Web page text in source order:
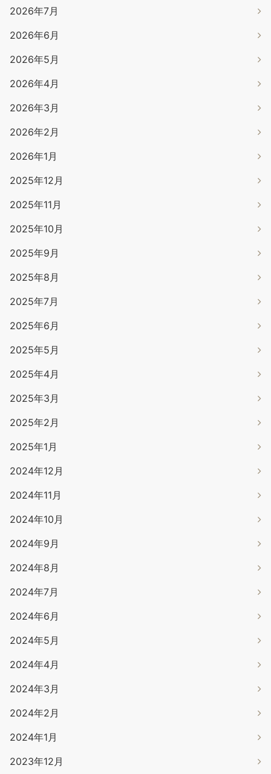
2026年7月
2026年6月
2026年5月
2026年4月
2026年3月
2026年2月
2026年1月
2025年12月
2025年11月
2025年10月
2025年9月
2025年8月
2025年7月
2025年6月
2025年5月
2025年4月
2025年3月
2025年2月
2025年1月
2024年12月
2024年11月
2024年10月
2024年9月
2024年8月
2024年7月
2024年6月
2024年5月
2024年4月
2024年3月
2024年2月
2024年1月
2023年12月